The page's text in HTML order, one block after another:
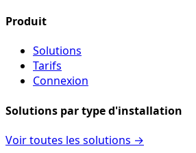
Produit
Solutions
Tarifs
Connexion
Solutions par type d'installation
Voir toutes les solutions →